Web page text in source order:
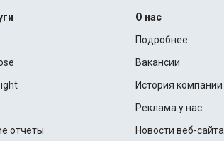
отчеты
О нас
Подробнее
Вакансии
История компании
Реклама у нас
Новости веб-сайта